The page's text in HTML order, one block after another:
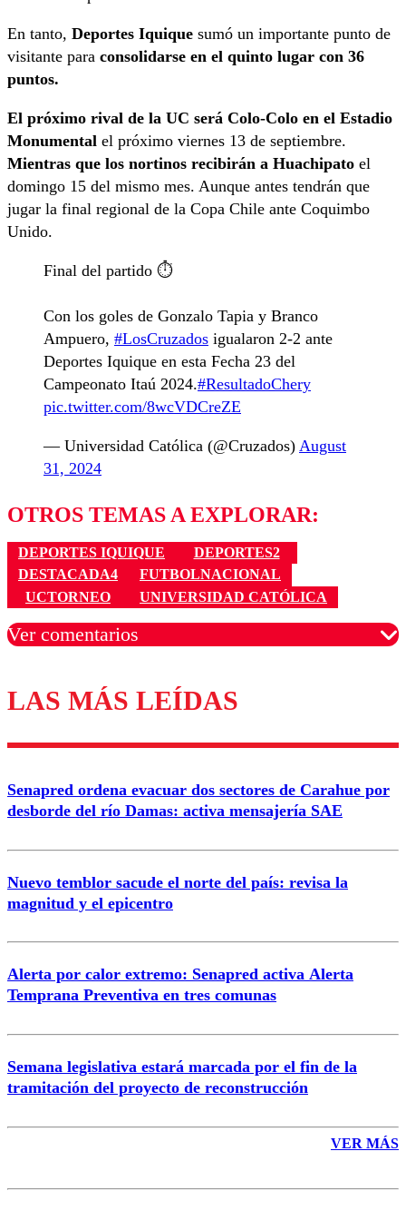
En tanto, Deportes Iquique sumó un importante punto de
visitante para consolidarse en el quinto lugar con 36
puntos.
El próximo rival de la UC será Colo-Colo en el Estadio
Monumental el próximo viernes 13 de septiembre.
Mientras que los nortinos recibirán a Huachipato el
domingo 15 del mismo mes. Aunque antes tendrán que
jugar la final regional de la Copa Chile ante Coquimbo
Unido.
Final del partido ⏱️
Con los goles de Gonzalo Tapia y Branco
Ampuero, #LosCruzados igualaron 2-2 ante
Deportes Iquique en esta Fecha 23 del
Campeonato Itaú 2024.#ResultadoChery
pic.twitter.com/8wcVDCreZE
— Universidad Católica (@Cruzados) August
31, 2024
OTROS TEMAS A EXPLORAR:
DEPORTES IQUIQUE
DEPORTES2
DESTACADA4
FUTBOLNACIONAL
UCTORNEO
UNIVERSIDAD CATÓLICA
Ver comentarios
Los comentarios son moderados para garantizar un
diálogo respetuoso.
Correo
LAS MÁS LEÍDAS
Senapred ordena evacuar dos sectores de Carahue por
desborde del río Damas: activa mensajería SAE
Nuevo temblor sacude el norte del país: revisa la
magnitud y el epicentro
Alerta por calor extremo: Senapred activa Alerta
Temprana Preventiva en tres comunas
Semana legislativa estará marcada por el fin de la
tramitación del proyecto de reconstrucción
VER MÁS